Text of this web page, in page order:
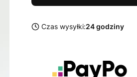
Czas wysyłki:24 godziny